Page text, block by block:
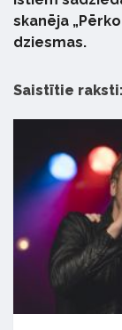
skanēja
dziesmas.
Saistītie raksti: